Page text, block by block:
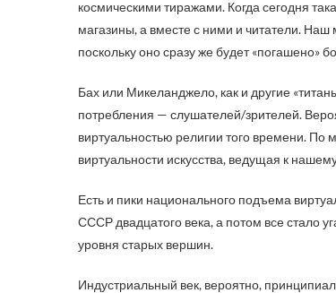
космическими тиражами. Когда сегодня
магазины, а вместе с ними и читатели. Наш
поскольку оно сразу же будет «погашено»
Бах или Микеланджело, как и другие
потребления — слушателей/зрителей.
виртуальностью религии того времени. По
виртуальности искусства, ведущая к
Есть и пики национального подъема
СССР двадцатого века, а потом все стало
уровня старых вершин.
Индустриальный век, вероятно,